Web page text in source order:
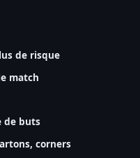
de risque
match
de buts
corners